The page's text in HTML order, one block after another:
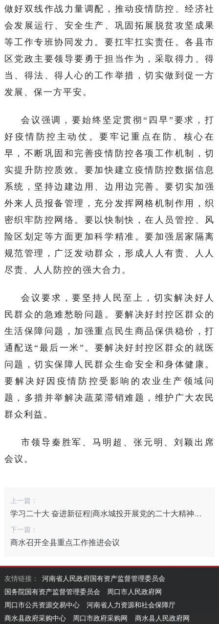
做好双线作战力量调配，推动疫情防控、经济社
会发展运行、安全生产、巩固拓展脱贫攻坚成果
等工作专班协同发力。要扛牢扛实责任。各县市
区党政主要领导要勇于担当作为，采取得力、得
当、得法、得人心的工作举措，切实做到促一方
发展、保一方平安。
会议强调，要始终坚定贯彻“四早”要求，打
好疫情防控主动仗。要牢记重点在防、核心在
早，不断巩固和完善疫情防控各项工作机制，切
实提升防控质效。要加快建立疫情防控数据信息
系统，坚持边建边用、边用边完善。要切实加强
外来人员报备管理，充分发挥网格机制作用，织
密织牢防控网络。要以快制快，在人员管控、风
险区划定等方面更加科学精准。要加强居家隔离
规范管理，广泛发动群众，形成人人有责、人人
尽责、人人防控的强大合力。
会议要求，要坚持人民至上，切实解决好人
民群众的急难愁盼问题。要解决好封控区群众的
生活保障问题，加强重点民生商品保供稳价，打
通配送“最后一米”。要解决好封控区群众的就医
问题，切实保障人民群众生命安全和身体健康。
要解决好因疫情防控受影响的农业生产领域问
题，多措并举解决蔬菜滞销难题，维护广大农民
群众利益。
市领导秦胜军、马明超、张元明、刘颖出席
会议。
上一篇：
学习二十大 奋进新征程|商水城投开展党的二十大精神主题党日活动
下一篇：
商水召开全县重点工作推进会议
友情链接：
河南省人民政府国有资产监督管理委员会
国务院国有资产监督管理委员会
周口市人民政府网
周口市公共资源交易中心
河南省人力资源和社会保障厅
商水县政府采购中心
周口市政府采购网 商水县人民政府网